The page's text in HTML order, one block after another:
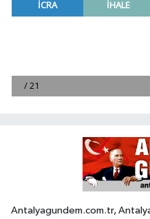
Antalyagundem.com.tr,